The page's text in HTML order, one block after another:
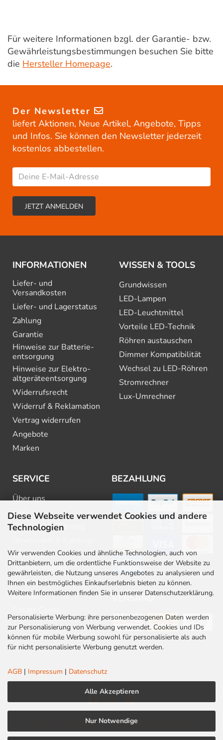
Diese Webseite verwendet Cookies und andere
Technologien
Wir verwenden Cookies und ähnliche Technologien, auch von
Drittanbietern, um die ordentliche Funktionsweise der Website zu
gewährleisten, die Nutzung unseres Angebotes zu analysieren und
Ihnen ein bestmögliches Einkaufserlebnis bieten zu können.
Weitere Informationen finden Sie in unserer Datenschutzerklärung.
Personalisierte Werbung: ihre personenbezogenen Daten werden
zur Personalisierung von Werbung verwendet. Cookies und IDs
können für mobile Werbung sowohl für personalisierte als auch
für nicht personalisierte Werbung genutzt werden.
AGB | Impressum | Datenschutz
Alle Akzeptieren
Nur Notwendige
Für weitere Informationen bzgl. der Garantie- bzw.
Gewährleistungsbestimmungen besuchen Sie bitte
die Hersteller Homepage.
Der Newsletter
liefert Aktionen, Neue Artikel, Angebote, Tipps
und Infos. Sie können den Newsletter jederzeit
kostenlos abbestellen.
INFORMATIONEN
Liefer- und
Versandkosten
Liefer- und Lagerstatus
Zahlung
Garantie
Hinweise zur Batterie­
entsorgung
Hinweise zur Elektro­
altgeräte­entsorgung
Widerrufsrecht
Widerruf & Reklamation
Vertrag widerrufen
Angebote
Marken
WISSEN & TOOLS
Grundwissen
LED-Lampen
LED-Leuchtmittel
Vorteile LED-Technik
Röhren austauschen
Dimmer Kompatibilität
Wechsel zu LED-Röhren
Stromrechner
Lux-Umrechner
SERVICE
Über uns
FAQ
Beratung & Planung
Newsletter
Barrierefreiheit
Stellenangebote
Kontakt
BEZAHLUNG
VERSAND
Impressum | Datenschutz